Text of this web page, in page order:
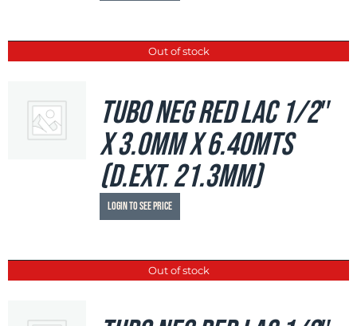
Out of stock
Tubo Neg Red LAC 1/2″
x 3.0mm x 6.40mts
(d.ext. 21.3mm)
Login to see price
Out of stock